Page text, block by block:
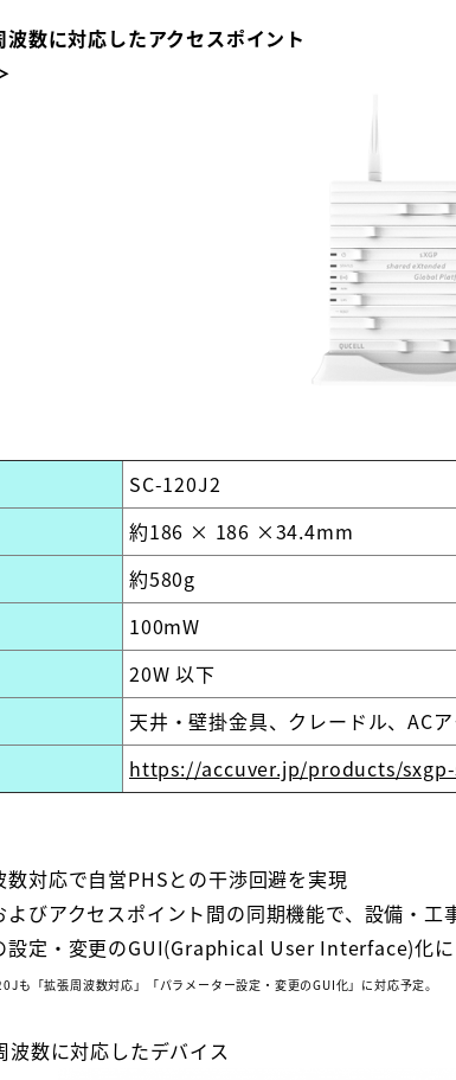
数に対応したアクセスポイント
SC-120J2
約186 × 186 ×34.4mm
約580g
100mW
20W 以下
天井・壁掛金具、クレードル、AC
https://accuver.jp/products/
数対応で自営PHSとの干渉回避を実現
びアクセスポイント間の同期機能で、設備・工
設定・変更のGUI(Graphical User Interface)化
も「拡張周波数対応」「パラメーター設定・変更のGUI化」に対応予定。
数に対応したデバイス